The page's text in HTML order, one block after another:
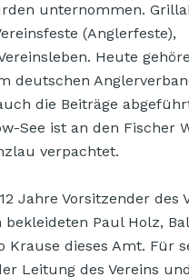
unternommen.
(Anglerfeste),
Heute
deutschen
die Beiträge
See ist an den Fischer
verpachtet.
Jahre Vorsitzender des
bekleideten Paul Holz,
Krause dieses Amt. Für
Leitung des Vereins